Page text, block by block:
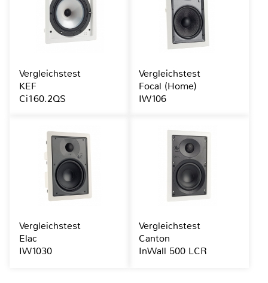
Vergleichstest
KEF
Ci160.2QS
Vergleichstest
Focal (Home)
IW106
Vergleichstest
Elac
IW1030
Vergleichstest
Canton
InWall 500 LCR